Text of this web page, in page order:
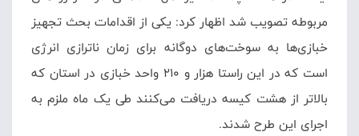
مربوطه تصویب شد اظهار کرد: یکی از اقدامات بحث تجهیز
خبازی‌ها به سوخت‌های دوگانه برای زمان ناترازی انرژی
است که در این راستا هزار و ۲۱۰ واحد خبازی در استان که
بالاتر از هشت کیسه دریافت می‌کنند طی یک ماه ملزم به
اجرای این طرح شدند.